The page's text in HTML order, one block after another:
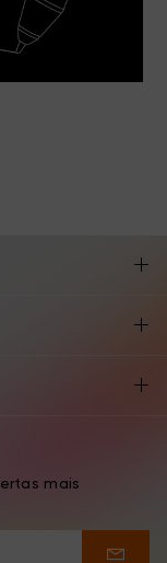
mais